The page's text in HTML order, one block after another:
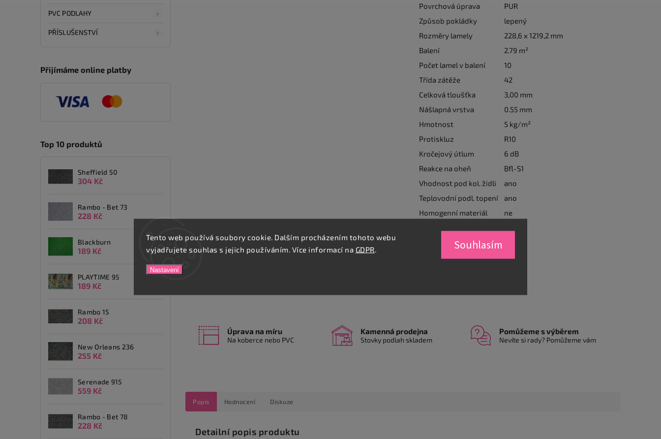
Tento web používá soubory cookie. Dalším procházením tohoto webu
vyjadřujete souhlas s jejich používáním. Více informací na GDPR
Nastavení
Souhlasím
PVC PODLAHY
PŘÍSLUŠENSTVÍ
Přijímáme online platby
Top 10 produktů
Sheffield 50
304 Kč
Rambo - Bet 73
228 Kč
Blackburn
189 Kč
PLAYTIME 95
189 Kč
Rambo 15
208 Kč
New Orleans 236
255 Kč
Serenade 915
559 Kč
Rambo - Bet 78
228 Kč
Povrchová úprava
PUR
Způsob pokládky
lepený
Rozměry lamely
228,6 x 1219,2 mm
Balení
2.79 m²
Počet lamel v balení
10
Třída zátěže
42
Celková tloušťka
3,00 mm
Nášlapná vrstva
0.55 mm
Hmotnost
5 kg/m²
Protiskluz
R10
Kročejový útlum
6 dB
Reakce na oheň
Bfl-S1
Vhodnost pod kol. židli
ano
Teplovodní podl. topení
ano
Homogenní materiál
ne
Detailní informace
Úprava na míru
Na koberce nebo PVC
Kamenná prodejna
Stovky podlah skladem
Pomůžeme s výběrem
Nevíte si rady? Pomůžeme vám
Popis Hodnocení Diskuze
Detailní popis produktu